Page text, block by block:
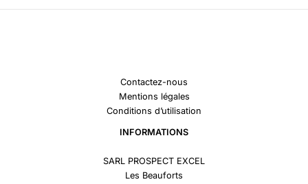
Contactez-nous
Mentions légales
Conditions d’utilisation
INFORMATIONS
SARL PROSPECT EXCEL
Les Beauforts